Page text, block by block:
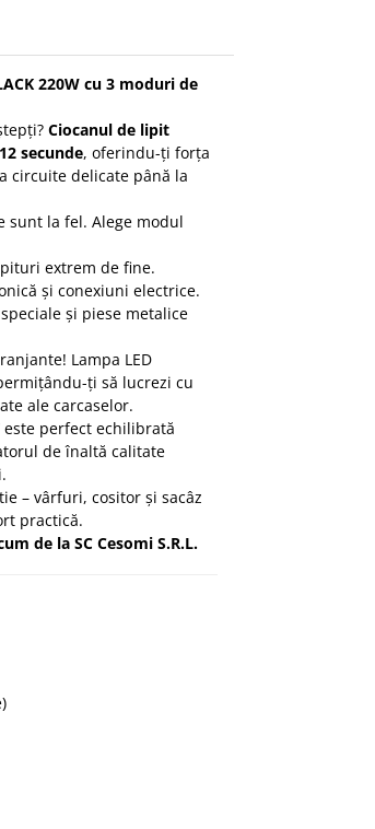
220W cu 3 moduri de
Ciocanul de lipit
12 secunde, oferindu-ți forța
circuite delicate până la
sunt la fel. Alege modul
extrem de fine.
și conexiuni electrice.
și piese metalice
Lampa LED
ți să lucrezi cu
ale carcaselor.
este perfect echilibrată
de înaltă calitate
– vârfuri, cositor și sacâz
practică.
de la SC Cesomi S.R.L.